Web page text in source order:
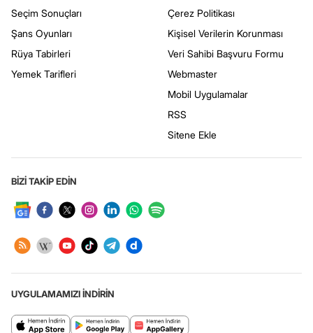
Seçim Sonuçları
Şans Oyunları
Rüya Tabirleri
Yemek Tarifleri
Çerez Politikası
Kişisel Verilerin Korunması
Veri Sahibi Başvuru Formu
Webmaster
Mobil Uygulamalar
RSS
Sitene Ekle
BİZİ TAKİP EDİN
UYGULAMAMIZI İNDİRİN